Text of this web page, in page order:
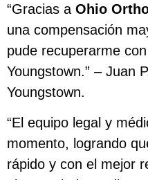
“Gracias a Ohio
una compensación
pude recuperarme
Youngstown.” – Juan
Youngstown.
“El equipo legal y
momento, logrando
rápido y con el mejor